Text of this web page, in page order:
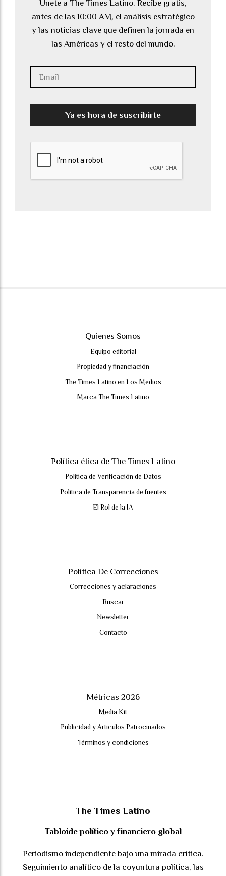
Únete a The Times Latino. Recibe gratis,
antes de las 10:00 AM, el análisis estratégico
y las noticias clave que definen la jornada en
las Américas y el resto del mundo.
Ya es hora de suscribirte
Quienes Somos
Equipo editorial
Propiedad y financiación
The Times Latino en Los Medios
Marca The Times Latino
Política ética de The Times Latino
Política de Verificación de Datos
Política de Transparencia de fuentes
El Rol de la IA
Política De Correcciones
Correcciones y aclaraciones
Buscar
Newsletter
Contacto
Métricas 2026
Media Kit
Publicidad y Artículos Patrocinados
Términos y condiciones
The Times Latino
Tabloide político y financiero global
Periodismo independiente bajo una mirada crítica.
Seguimiento analítico de la coyuntura política, las